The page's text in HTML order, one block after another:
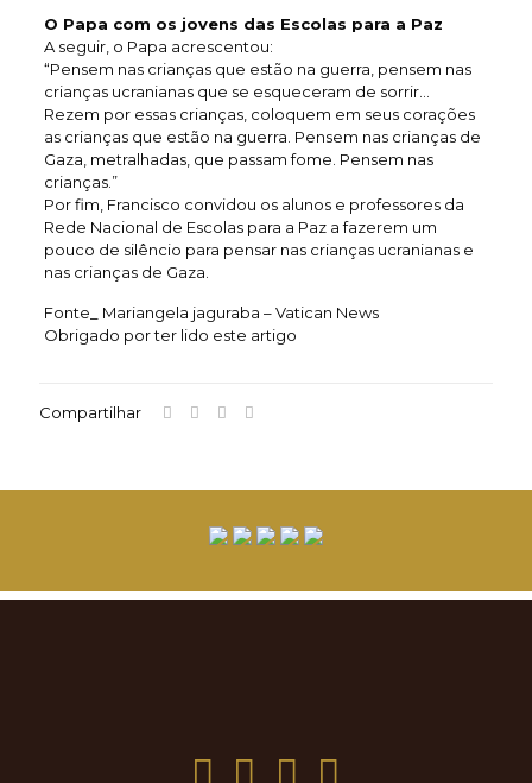
O Papa com os jovens das Escolas para a Paz
A seguir, o Papa acrescentou:
“Pensem nas crianças que estão na guerra, pensem nas
crianças ucranianas que se esqueceram de sorrir…
Rezem por essas crianças, coloquem em seus corações
as crianças que estão na guerra. Pensem nas crianças de
Gaza, metralhadas, que passam fome. Pensem nas
crianças.”
Por fim, Francisco convidou os alunos e professores da
Rede Nacional de Escolas para a Paz a fazerem um
pouco de silêncio para pensar nas crianças ucranianas e
nas crianças de Gaza.
Fonte_ Mariangela jaguraba – Vatican News
Obrigado por ter lido este artigo
Compartilhar